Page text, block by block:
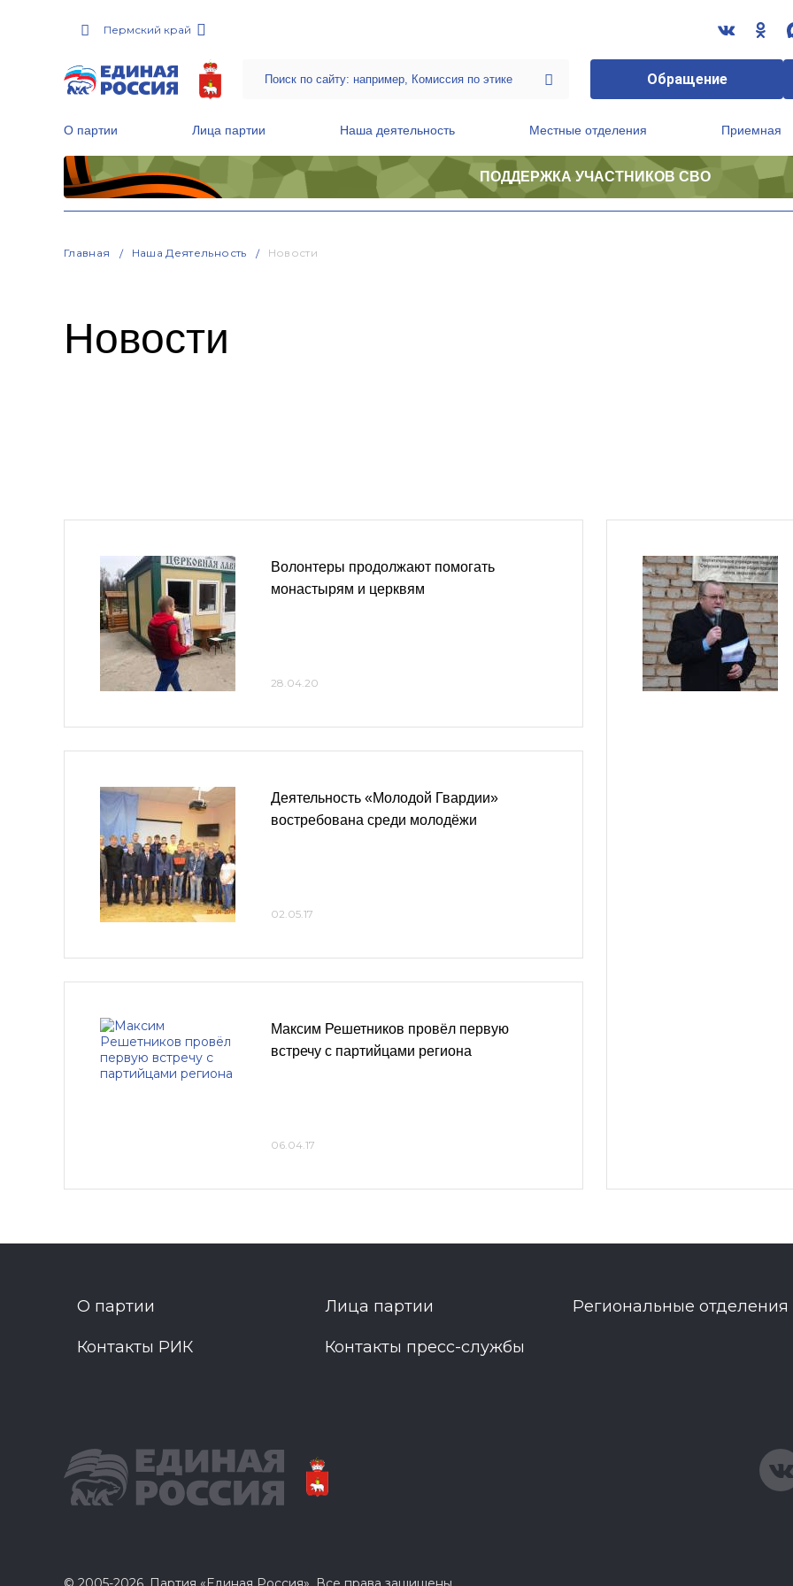
Пермский край
Обращение
О партии Лица партии Наша деятельность Местные отделения Приемная
ПОДДЕРЖКА УЧАСТНИКОВ СВО
Главная Наша Деятельность Новости
Новости
Волонтеры продолжают помогать
монастырям и церквям
28.04.20
Деятельность «Молодой Гвардии»
востребована среди молодёжи
02.05.17
Максим Решетников провёл первую
встречу с партийцами региона
06.04.17
О партии Лица партии Региональные отделения
Контакты РИК Контакты пресс-службы